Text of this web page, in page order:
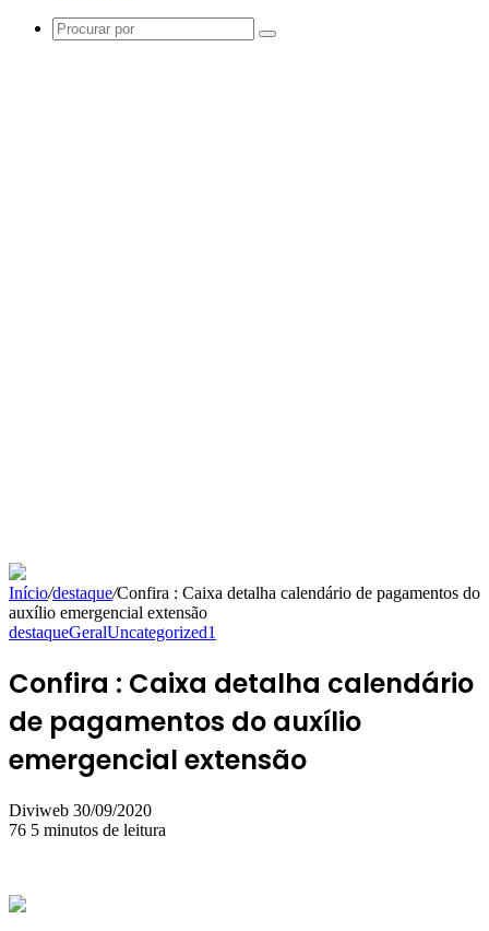
Procurar
Início/destaque/Confira : Caixa detalha calendário de pagamentos do
auxílio emergencial extensão
destaqueGeralUncategorized1
Confira : Caixa detalha calendário
de pagamentos do auxílio
emergencial extensão
Diviweb Mande
um
30/09/2020
76 5 minutos de leitura